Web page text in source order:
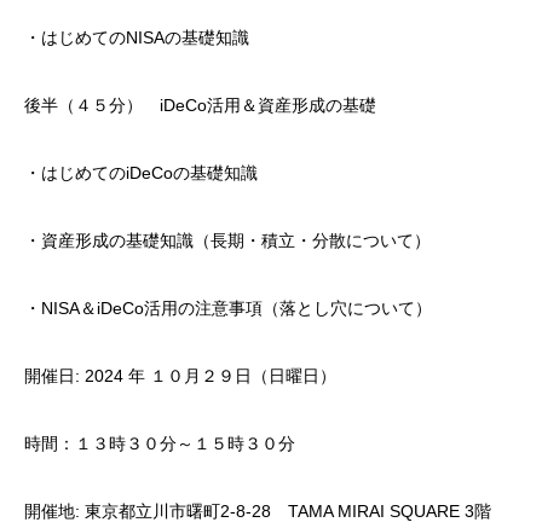
・はじめてのNISAの基礎知識
後半（４５分） iDeCo活用＆資産形成の基礎
・はじめてのiDeCoの基礎知識
・資産形成の基礎知識（長期・積立・分散について）
・NISA＆iDeCo活用の注意事項（落とし穴について）
開催日: 2024 年 １０月２９日（日曜日）
時間：１３時３０分～１５時３０分
開催地: 東京都立川市曙町2-8-28 TAMA MIRAI SQUARE 3階